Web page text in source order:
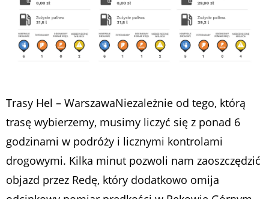
Trasy Hel – WarszawaNiezależnie od tego, którą
trasę wybierzemy, musimy liczyć się z ponad 6
godzinami w podróży i licznymi kontrolami
drogowymi. Kilka minut pozwoli nam zaoszczędzić
objazd przez Redę, który dodatkowo omija